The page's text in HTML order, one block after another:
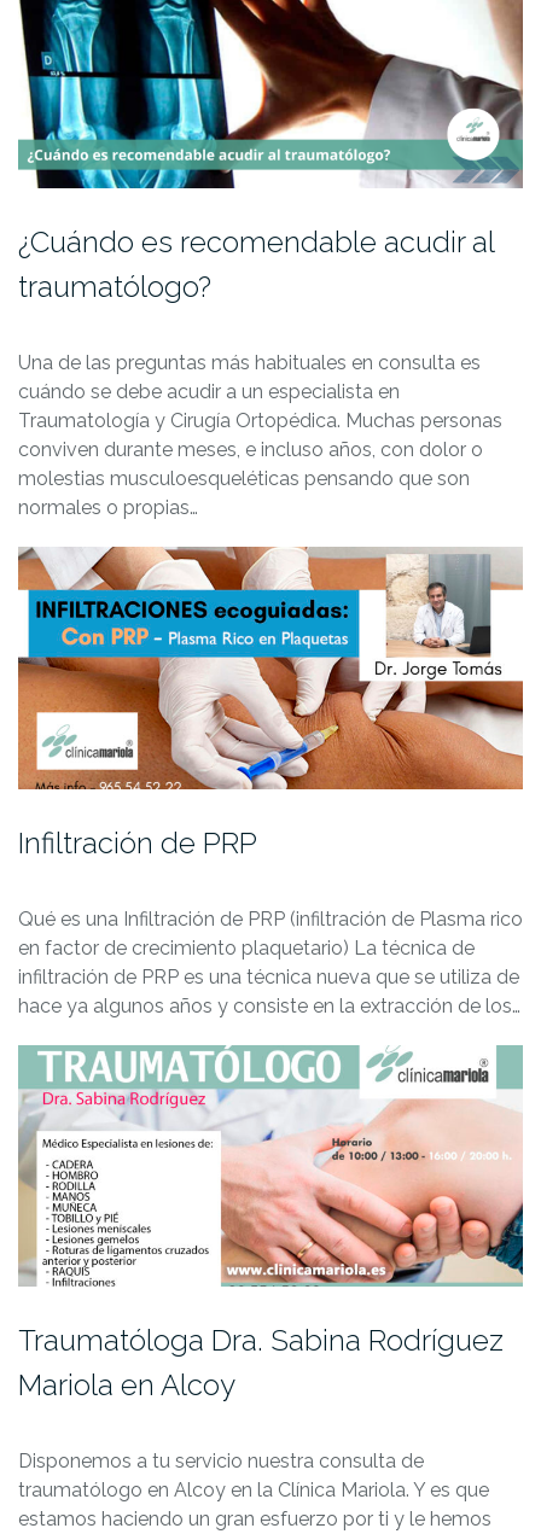
¿Cuándo es recomendable acudir al
traumatólogo?
Una de las preguntas más habituales en consulta es
cuándo se debe acudir a un especialista en
Traumatología y Cirugía Ortopédica. Muchas personas
conviven durante meses, e incluso años, con dolor o
molestias musculoesqueléticas pensando que son
normales o propias…
Infiltración de PRP
Qué es una Infiltración de PRP (infiltración de Plasma rico
en factor de crecimiento plaquetario) La técnica de
infiltración de PRP es una técnica nueva que se utiliza de
hace ya algunos años y consiste en la extracción de los…
Traumatóloga Dra. Sabina Rodríguez
Mariola en Alcoy
Disponemos a tu servicio nuestra consulta de
traumatólogo en Alcoy en la Clínica Mariola. Y es que
estamos haciendo un gran esfuerzo por ti y le hemos